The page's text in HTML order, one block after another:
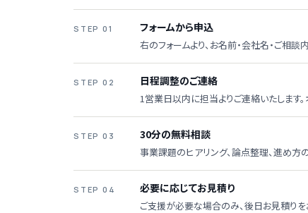
STEP 01 フォームから申込
右のフォームより、お名前・会社名・ご相談
STEP 02 日程調整のご連絡
1営業日以内に担当よりご連絡いたします
STEP 03 30分の無料相談
事業課題のヒアリング、論点整理、進め方
STEP 04 必要に応じてお見積り
ご支援が必要な場合のみ、後日お見積りを